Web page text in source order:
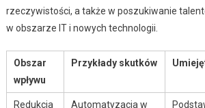
rzeczywistości, a także w poszukiwanie
w obszarze IT i nowych technologii.
Obszar
wpływu
Przykłady skutków
Redukcja Automatyzacja w